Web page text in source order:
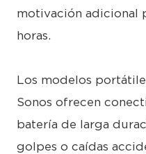
motivación adicional
horas.
Los modelos
Sonos ofrecen
batería de larga
golpes o caídas